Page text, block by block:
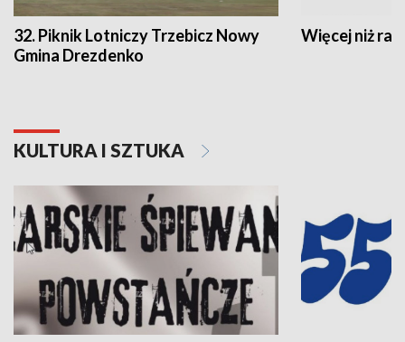
32. Piknik Lotniczy Trzebicz Nowy
Gmina Drezdenko
Więcej niż rajd
KULTURA I SZTUKA